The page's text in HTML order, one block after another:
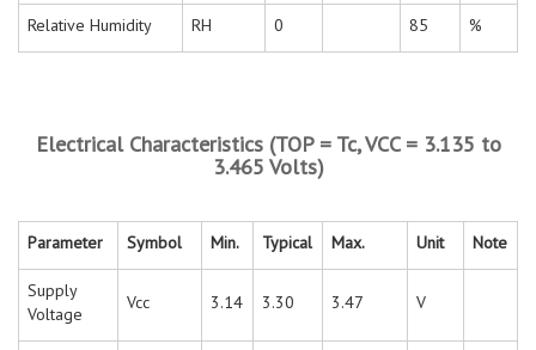
Relative Humidity RH 0 85 %
Electrical Characteristics (TOP = Tc, VCC = 3.135 to
3.465 Volts)
Parameter Symbol Min. Typical Max. Unit Note
Supply
Voltage
Vcc 3.14 3.30 3.47 V